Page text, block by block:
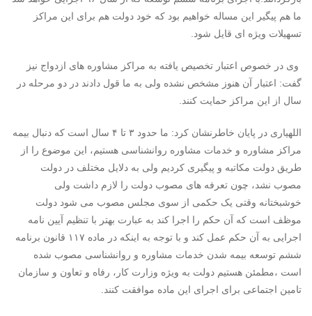
ما هم پیگیر این مساله خواهیم بود که خود دولت هم برای این مراکز
تسهیلات ویژه ای قایل شود.
وی در خصوص اعتبار تخصیص یافته به مراکز مشاوره های ازدواج نیز
گفت: اعتبار آن هنوز مشخص نشده ولی به ما قول دادند در دو مرحله در
سال از این مراکز حمایت کنند.
اللهیاری در پایان خاطرنشان کرد: ما حدود ۳ تا ۴ سال است که دنبال بیمه
مراکز مشاوره و خدمات مشاوره روانشناسی هستیم، این موضوع را از
طریق دولت مکاتبه و پیگیری کردیم ولی به دلایل مختلف در دولت
مصوب نشد، چون تعرفه های مصوب دولت را لازم داشت ولی
خوشبختانه وقتی یک حکمی از سوی مجلس مصوب می شود دولت
موظف است که آن حکم را اجرا کند به عبارت بهتر با تنظیم آیین نامه
اجرایی به آن حکم عمل کند و با توجه به اینکه در ماده ۱۱۷ قانون برنامه
ششم توسعه بیمه شدن خدمات مشاوره و روانشناسی مصوب شده
است ،مطمئن هستیم دولت به ویژه وزارت کار، رفاه و تعاون و سازمان
تامین اجتماعی برای اجرای این ماده موافقت کنند.